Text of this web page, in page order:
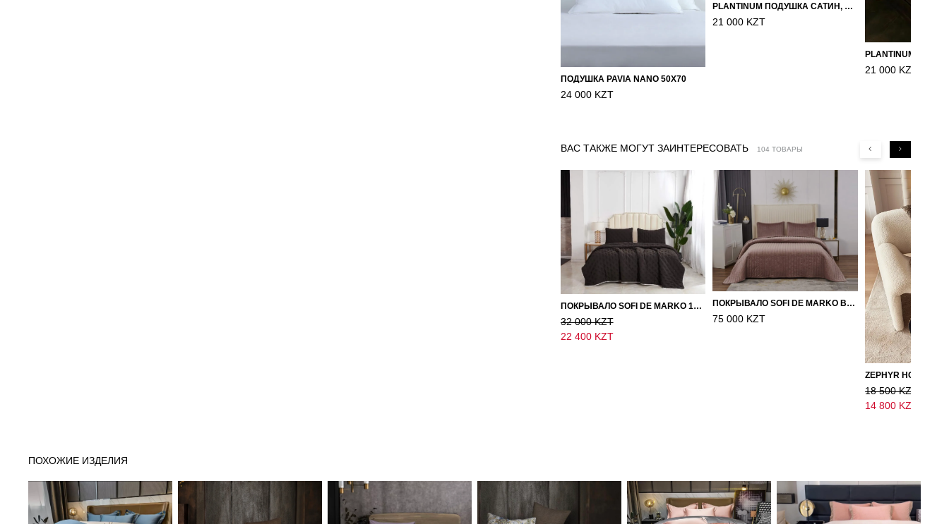
ПОДУШКА PAVIA NANO 50X70
24 000 KZT
PLANTINUM ПОДУШКА САТИН, ШЕЛК 50Х70
21 000 KZT
21 000 KZT
ВАС ТАКЖЕ МОГУТ ЗАИНТЕРЕСОВАТЬ 104 ТОВАРЫ
ПОКРЫВАЛО SOFI DE MARKO 160×220 БРОУДИ ЧЕРНО-БЕЖЕВОЕ
32 000 KZT
22 400 KZT
ПОКРЫВАЛО SOFI DE MARKO ВЕЛЮР 240×260 ФЕРДИНАНД (МОККО)
75 000 KZT
18 500 KZT
14 800 KZT
ПОХОЖИЕ ИЗДЕЛИЯ